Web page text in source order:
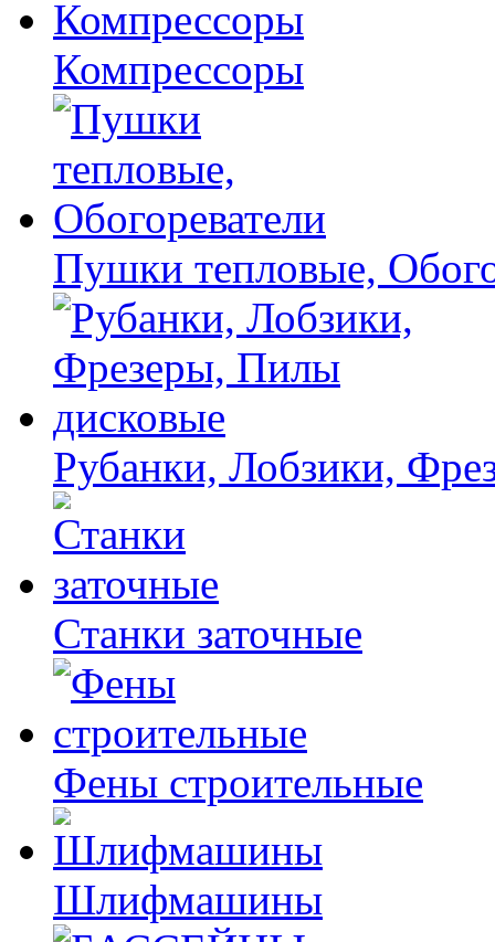
Компрессоры
Пушки тепловые,
Рубанки, Лобзики,
Станки заточные
Фены строительные
Шлифмашины